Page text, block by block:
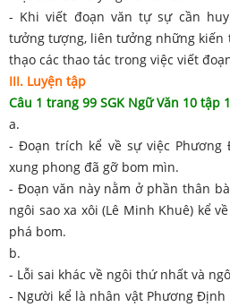
- Khi viết đoạn văn tự sự cần
tưởng tượng, liên tưởng những kiến
thạo các thao tác trong việc viết
III. Luyện tập
Câu 1 trang 99 SGK Ngữ Văn 10 tập
a.
- Đoạn trích kể về sự việc
xung phong đã gỡ bom mìn.
- Đoạn văn này nằm ở phần thân
ngôi sao xa xôi (Lê Minh Khuê) kể
phá bom.
b.
- Lỗi sai khác về ngôi thứ nhất và
- Người kể là nhân vật Phương